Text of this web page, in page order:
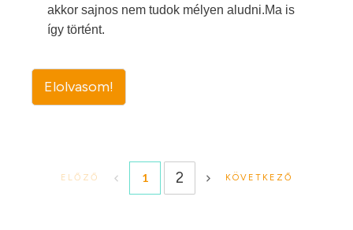
akkor sajnos nem tudok mélyen aludni.Ma is
így történt.
Elolvasom!
ELŐZŐ 1 2 KÖVETKEZŐ